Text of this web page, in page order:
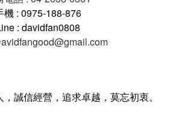
機 : 0975-188-876
: davidfan0808
誠信經營，追求卓越，莫忘初衷。